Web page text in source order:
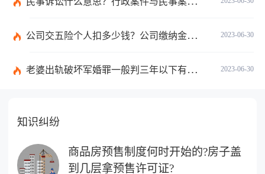
2023-06-30
公司交五险个人扣多少钱？公司缴纳金额的算法是什么？|每日短讯
2023-06-30
老婆出轨破坏军婚罪一般判三年以下有期徒刑吗？
知识纠纷
商品房预售制度何时开始的?房子盖
到几层拿预售许可证?